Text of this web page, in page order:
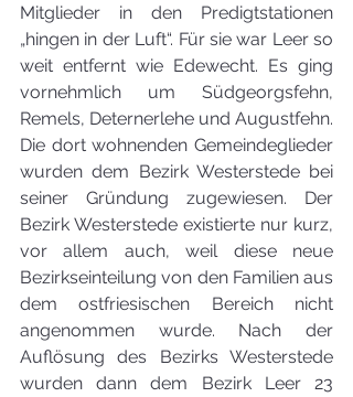
Mitglieder in den Predigtstationen
„hingen in der Luft“. Für sie war Leer so
weit entfernt wie Edewecht. Es ging
vornehmlich um Südgeorgsfehn,
Remels, Deternerlehe und Augustfehn.
Die dort wohnenden Gemeindeglieder
wurden dem Bezirk Westerstede bei
seiner Gründung zugewiesen. Der
Bezirk Westerstede existierte nur kurz,
vor allem auch, weil diese neue
Bezirkseinteilung von den Familien aus
dem ostfriesischen Bereich nicht
angenommen wurde. Nach der
Auflösung des Bezirks Westerstede
wurden dann dem Bezirk Leer 23